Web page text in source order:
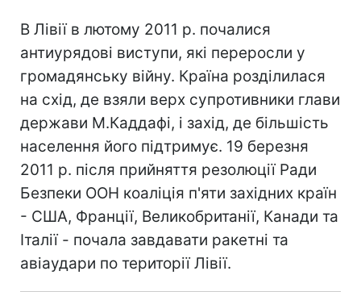
В Лівії в лютому 2011 р. почалися
антиурядові виступи, які переросли у
громадянську війну. Країна розділилася
на схід, де взяли верх супротивники глави
держави М.Каддафі, і захід, де більшість
населення його підтримує. 19 березня
2011 р. після прийняття резолюції Ради
Безпеки ООН коаліція п'яти західних країн
- США, Франції, Великобританії, Канади та
Італії - почала завдавати ракетні та
авіаудари по території Лівії.